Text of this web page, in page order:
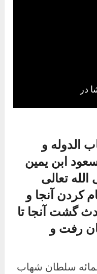
الدوله و
ابن یمین
تعالی
کردن آنجا و
گشت آنجا تا
رفت و
سلطان شهاب